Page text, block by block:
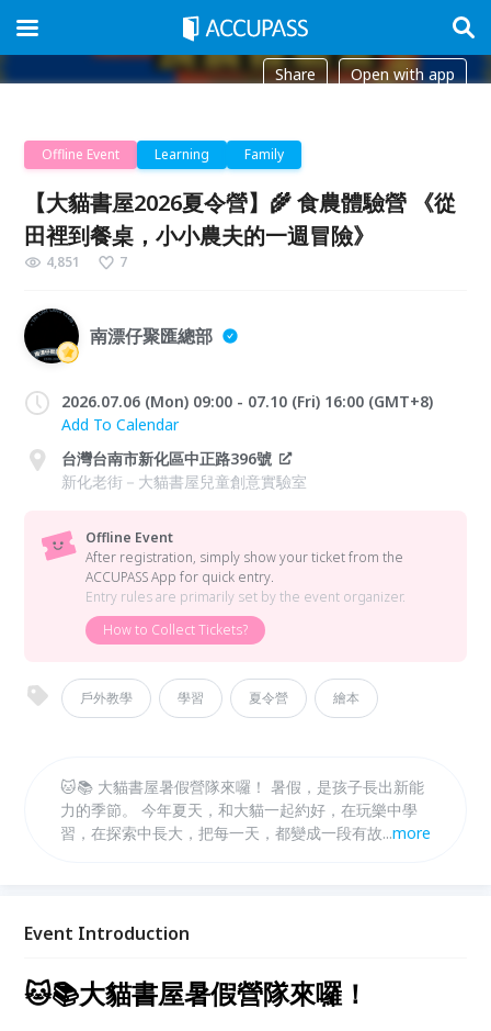
Share Open with app
Offline Event Learning Family
【大貓書屋2026夏令營】🌾 食農體驗營 《從
田裡到餐桌，小小農夫的一週冒險》
4,851 7
南漂仔聚匯總部
2026.07.06 (Mon) 09:00 - 07.10 (Fri) 16:00 (GMT+8)
Add To Calendar
台灣台南市新化區中正路396號
新化老街－大貓書屋兒童創意實驗室
Offline Event
After registration, simply show your ticket from the
ACCUPASS App for quick entry.
Entry rules are primarily set by the event organizer.
How to Collect Tickets?
戶外教學 學習 夏令營 繪本
🐱📚 大貓書屋暑假營隊來囉！ 暑假，是孩子長出新能
力的季節。 今年夏天，和大貓一起約好，在玩樂中學
習，在探索中長大，把每一天，都變成一段有故事的冒
隊自由選擇，可依孩子興趣報名！ 可單週參加，彈性
...more
Event Introduction
🐱📚大貓書屋暑假營隊來囉！